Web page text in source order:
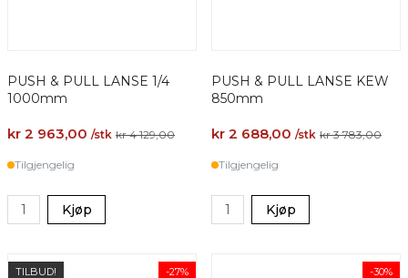
PUSH & PULL LANSE 1/4
1000mm
kr 2 963,00 /stk kr 4 129,00
Tilgjengelig
Kjøp
PUSH & PULL LANSE KEW
850mm
kr 2 688,00 /stk kr 3 783,00
Tilgjengelig
Kjøp
TILBUD! -27% -30%